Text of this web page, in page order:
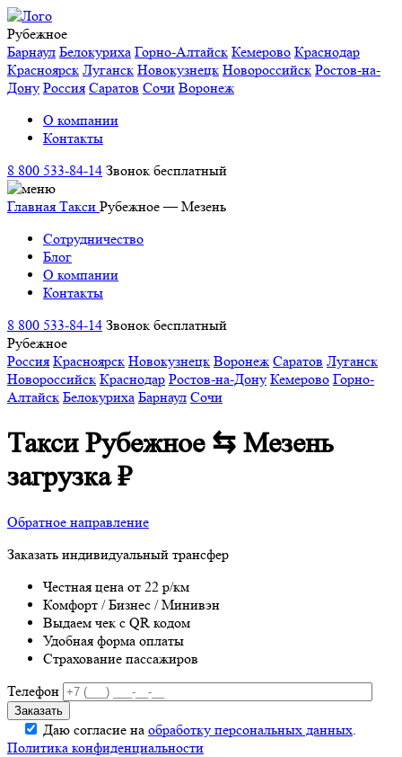
Рубежное
Барнаул Белокуриха Горно-Алтайск Кемерово Краснодар
Красноярск Луганск Новокузнецк Новороссийск Ростов-на-
Дону Россия Саратов Сочи Воронеж
О компании
Контакты
8 800 533-84-14 Звонок бесплатный
Главная Такси Рубежное — Мезень
Сотрудничество
Блог
О компании
Контакты
8 800 533-84-14 Звонок бесплатный
Рубежное
Россия Красноярск Новокузнецк Воронеж Саратов Луганск
Новороссийск Краснодар Ростов-на-Дону Кемерово Горно-
Алтайск Белокуриха Барнаул Сочи
Такси Рубежное ⇆ Мезень
загрузка₽
Обратное направление
Заказать индивидуальный трансфер
Честная цена от 22 р/км
Комфорт / Бизнес / Минивэн
Выдаем чек с QR кодом
Удобная форма оплаты
Страхование пассажиров
Телефон
Даю согласие на обработку персональных данных.
Политика конфиденциальности